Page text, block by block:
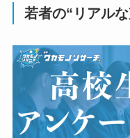
若者の“リアル